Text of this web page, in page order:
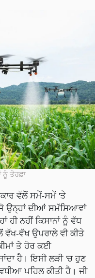
ਨੂੰ ਤੋਹਫ਼ਾ
ਵੱਲੋਂ ਸਮੇਂ-ਸਮੇਂ 'ਤੇ
ਜੋ ਉਨ੍ਹਾਂ ਦੀਆਂ ਸਮੱਸਿਆਵਾਂ
ਹੀ ਨਹੀਂ ਕਿਸਾਨਾਂ ਨੂੰ ਵੱਧ
ਵੱਖ ਉਪਰਾਲੇ ਵੀ ਕੀਤੇ
ਤੇ ਹੋਰ ਕਈ
ਹੈ। ਇਸੀ ਲੜੀ 'ਚ ਹੁਣ
ਪਹਿਲ ਕੀਤੀ ਹੈ। ਜੀ